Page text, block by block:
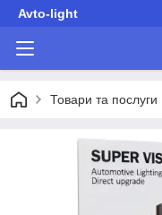
Avto-light
Товари та послуги